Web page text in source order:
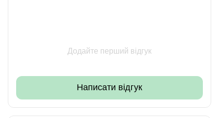
Додайте перший відгук
Написати відгук